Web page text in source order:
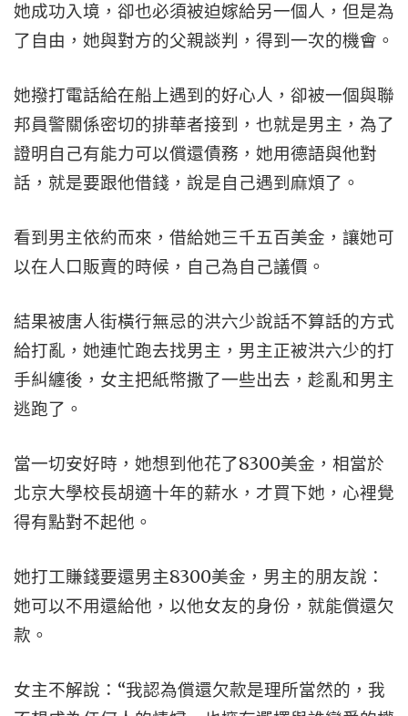
她成功入境，卻也必須被迫嫁給另一個人，但是為
了自由，她與對方的父親談判，得到一次的機會。
她撥打電話給在船上遇到的好心人，卻被一個與聯
邦員警關係密切的排華者接到，也就是男主，為了
證明自己有能力可以償還債務，她用德語與他對
話，就是要跟他借錢，說是自己遇到麻煩了。
看到男主依約而來，借給她三千五百美金，讓她可
以在人口販賣的時候，自己為自己議價。
結果被唐人街橫行無忌的洪六少說話不算話的方式
給打亂，她連忙跑去找男主，男主正被洪六少的打
手糾纏後，女主把紙幣撒了一些出去，趁亂和男主
逃跑了。
當一切安好時，她想到他花了8300美金，相當於
北京大學校長胡適十年的薪水，才買下她，心裡覺
得有點對不起他。
她打工賺錢要還男主8300美金，男主的朋友說：
她可以不用還給他，以他女友的身份，就能償還欠
款。
女主不解說：“我認為償還欠款是理所當然的，我